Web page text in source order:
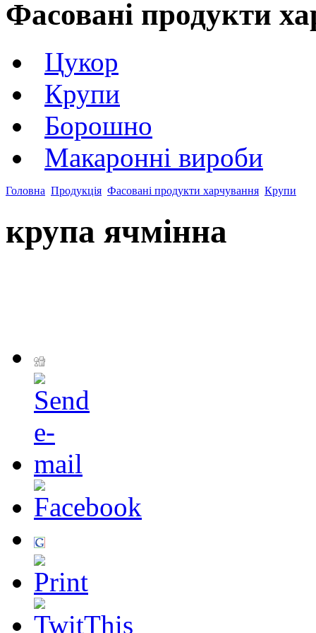
Фасовані продукти
Цукор
Крупи
Борошно
Макаронні вироби
Головна Продукція Фасовані продукти харчування Крупи
крупа ячмінна